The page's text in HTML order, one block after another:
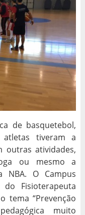
de basquetebol,
tiveram a
outras atividades,
ou mesmo a
NBA. O Campus
Fisioterapeuta
tema “Prevenção
muito